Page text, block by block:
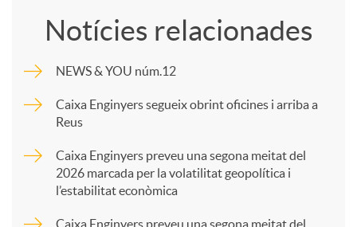
m
p
a
Notícies relacionades
NEWS & YOU núm.12
Caixa Enginyers segueix obrint oficines i arriba a
Reus
Caixa Enginyers preveu una segona meitat del
2026 marcada per la volatilitat geopolítica i
l’estabilitat econòmica
Caixa Enginyers preveu una segona meitat del